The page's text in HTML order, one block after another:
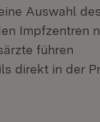
Auswahl
Impfzentren
führen
direkt in der